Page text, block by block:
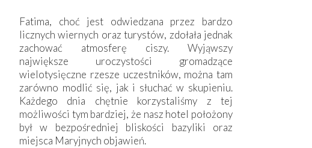
Fatima, choć jest odwiedzana przez bardzo
licznych wiernych oraz turystów, zdołała jednak
zachować atmosferę ciszy. Wyjąwszy
największe uroczystości gromadzące
wielotysięczne rzesze uczestników, można tam
zarówno modlić się, jak i słuchać w skupieniu.
Każdego dnia chętnie korzystaliśmy z tej
możliwości tym bardziej, że nasz hotel położony
był w bezpośredniej bliskości bazyliki oraz
miejsca Maryjnych objawień.